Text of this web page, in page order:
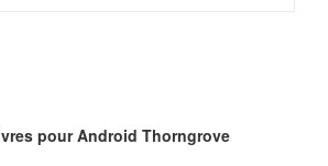
pour Android Thorngrove